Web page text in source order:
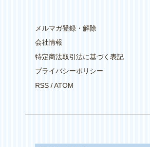
メルマガ登録・解除
会社情報
特定商法取引法に基づく表記
プライバシーポリシー
RSS /ATOM